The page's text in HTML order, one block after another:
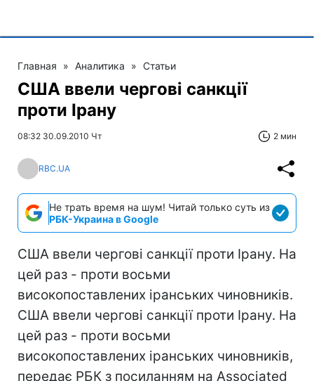
Главная » Аналитика » Статьи
США ввели чергові санкції
проти Ірану
08:32 30.09.2010 Чт 2 мин
RBC.UA
Не трать время на шум! Читай только суть из
РБК-Украина в Google
США ввели чергові санкції проти Ірану. На
цей раз - проти восьми
високопоставлених іранських чиновників.
США ввели чергові санкції проти Ірану. На
цей раз - проти восьми
високопоставлених іранських чиновників,
передає РБК з посиланням на Associated